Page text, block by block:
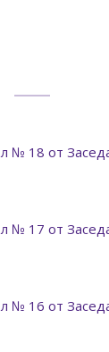
№ 18 от
№ 17 от
№ 16 от